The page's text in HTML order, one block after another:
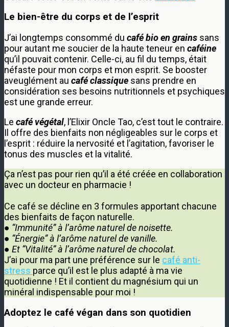
Le bien-être du corps et de l’esprit
J’ai longtemps consommé du café bioen grains sans
pour autant me soucier de la haute teneur en caféine
qu’il pouvait contenir. Celle-ci, au fil du temps, était
néfaste pour mon corps et mon esprit. Se booster
aveuglément au café classique sans prendre en
considération ses besoins nutritionnels et psychiques
est une grande erreur.
Le café végétal, l’Elixir Oncle Tao, c’est tout le contraire.
Il offre des bienfaits non négligeables sur le corps et
l’esprit : réduire la nervosité et l’agitation, favoriser le
tonus des muscles et la vitalité.
Ça n’est pas pour rien qu’il a été créée en collaboration
avec un docteur en pharmacie !
Ce café se décline en 3 formules apportant chacune
des bienfaits de façon naturelle.
● “Immunité” à l’arôme naturel de noisette.
● “Énergie” à l’arôme naturel de vanille.
● Et “Vitalité” à l’arôme naturel de chocolat.
J’ai pour ma part une préférence sur le café anti-
stress parce qu’il est le plus adapté à ma vie
quotidienne ! Et il contient du magnésium qui un
minéral indispensable pour moi !
Adoptez le café végan dans son quotidien